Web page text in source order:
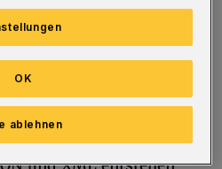
daraus
Schutz vor solchen
die durch
ablehnen
OK